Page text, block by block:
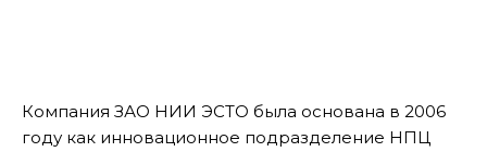
Компания ЗАО НИИ ЭСТО была основана в 2006
году как инновационное подразделение НПЦ